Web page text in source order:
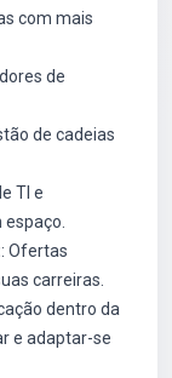
com mais
de
de cadeias
TI e
: Ofertas
carreiras.
dentro da
e adaptar-se